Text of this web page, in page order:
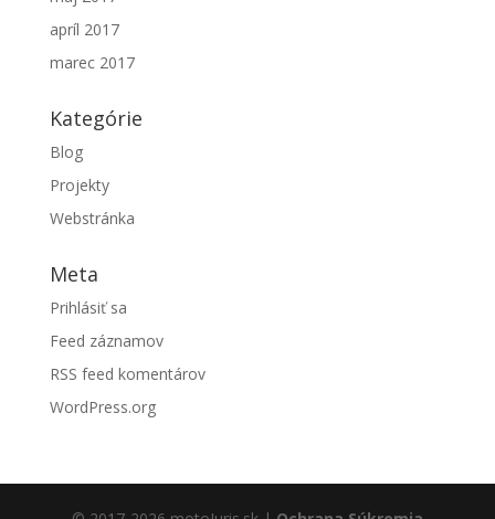
apríl 2017
marec 2017
Kategórie
Blog
Projekty
Webstránka
Meta
Prihlásiť sa
Feed záznamov
RSS feed komentárov
WordPress.org